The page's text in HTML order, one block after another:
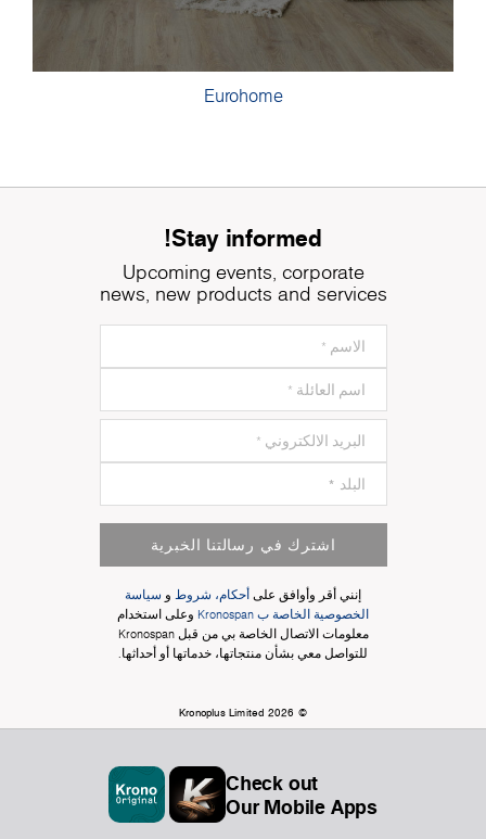
Eurohome
Stay informed!
Upcoming events, corporate
news, new products and services
اشترك في رسالتنا الخبرية
إنني أقر وأوافق على أحكام، شروط و سياسة
الخصوصية الخاصة ب Kronospan
وعلى استخدام
معلومات الاتصال الخاصة بي من قبل Kronospan
للتواصل معي بشأن منتجاتها، خدماتها أو أحداثها.
© Kronoplus Limited 2026
Check out
Our Mobile Apps